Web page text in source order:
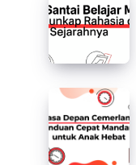
Terbaru
Santai
Belajar
Mandarin:
Mengungkap
Rahasia
dari
Jejak
Sejarahnya
Masa
Depan
Cemerlang:
Panduan